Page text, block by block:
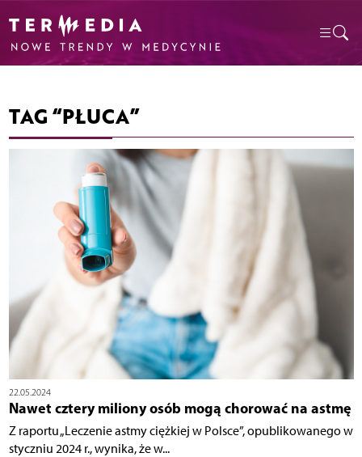
TAG “PŁUCA”
22.05.2024
Nawet cztery miliony osób mogą chorować na astmę
Z raportu „Leczenie astmy ciężkiej w Polsce”, opublikowanego w
styczniu 2024 r., wynika, że w...